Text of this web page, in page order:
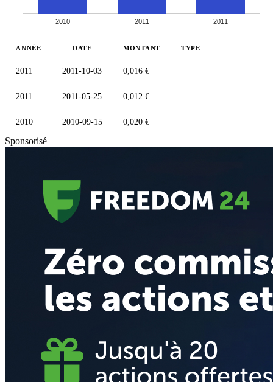
2010 2011 2011
ANNÉE DATE MONTANT TYPE
2011 2011-10-03 0,016 €
2011 2011-05-25 0,012 €
2010 2010-09-15 0,020 €
Sponsorisé